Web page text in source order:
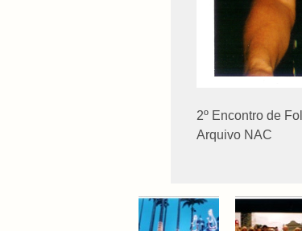
2º Encontro de
Arquivo NAC